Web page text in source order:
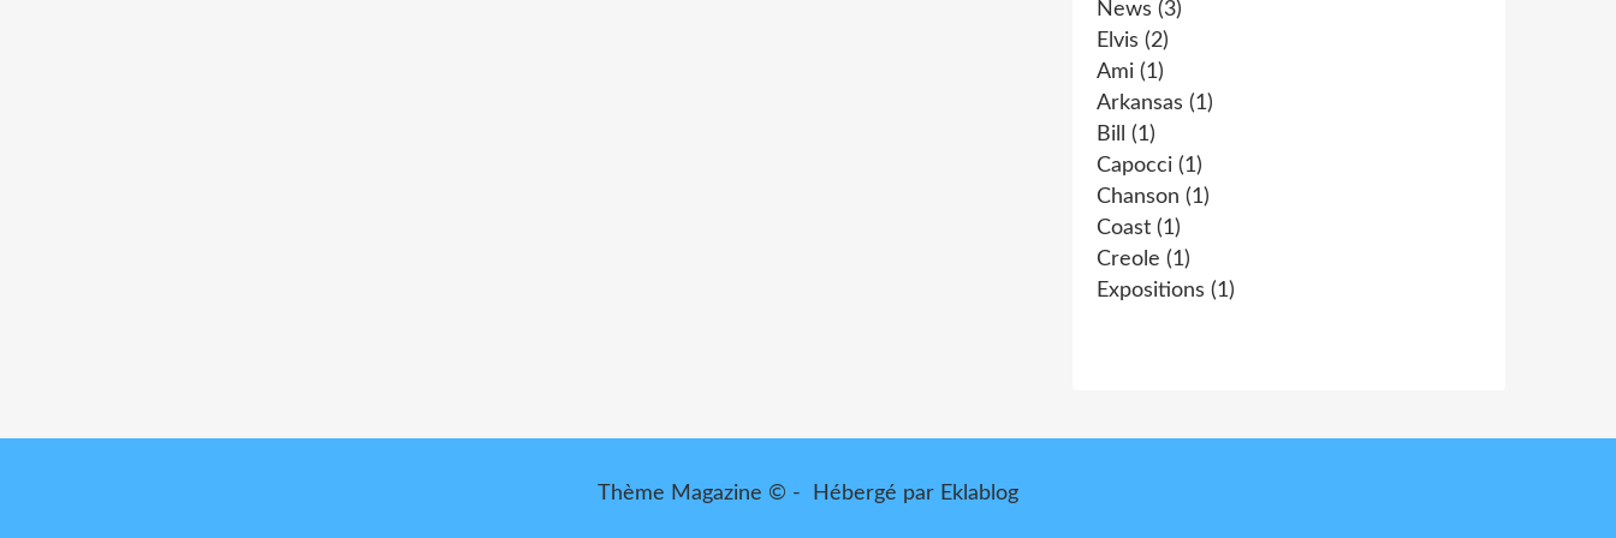
News (3)
Elvis (2)
Ami (1)
Arkansas (1)
Bill
(1)
Capocci (1)
Chanson (1)
Coast (1)
Creole (1)
Expositions (1)
Thème Magazine © - Hébergé par Eklablog